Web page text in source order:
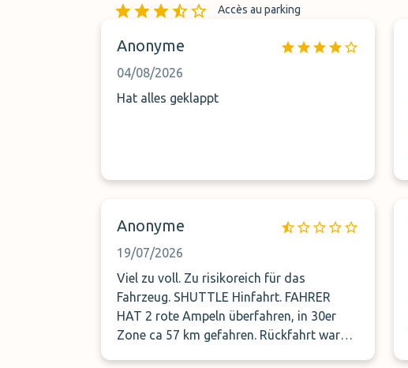
Accès au parking
Anonyme
04/08/2026
Hat alles geklappt
Anonyme
19/07/2026
Viel zu voll. Zu risikoreich für das
Fahrzeug. SHUTTLE Hinfahrt. FAHRER
HAT 2 rote Ampeln überfahren, in 30er
Zone ca 57 km gefahren. Rückfahrt war